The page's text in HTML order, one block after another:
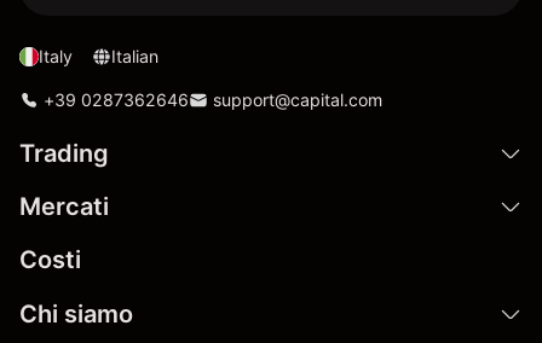
Italy Italian
+39 0287362646 support@capital.com
Trading
Mercati
Costi
Chi siamo